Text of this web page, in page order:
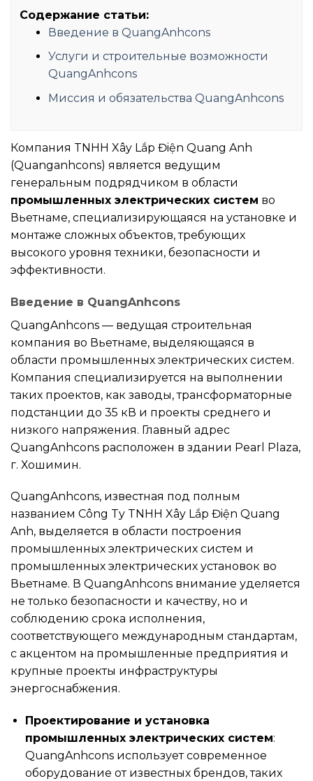
Содержание статьи:
Введение в QuangAnhcons
Услуги и строительные возможности
QuangAnhcons
Миссия и обязательства QuangAnhcons
Компания TNHH Xây Lắp Điện Quang Anh
(Quanganhcons) является ведущим
генеральным подрядчиком в области
промышленных электрических систем во
Вьетнаме, специализирующаяся на установке и
монтаже сложных объектов, требующих
высокого уровня техники, безопасности и
эффективности.
Введение в QuangAnhcons
QuangAnhcons — ведущая строительная
компания во Вьетнаме, выделяющаяся в
области промышленных электрических систем.
Компания специализируется на выполнении
таких проектов, как заводы, трансформаторные
подстанции до 35 кВ и проекты среднего и
низкого напряжения. Главный адрес
QuangAnhcons расположен в здании Pearl Plaza,
г. Хошимин.
QuangAnhcons, известная под полным
названием Công Ty TNHH Xây Lắp Điện Quang
Anh, выделяется в области построения
промышленных электрических систем и
промышленных электрических установок во
Вьетнаме. В QuangAnhcons внимание уделяется
не только безопасности и качеству, но и
соблюдению срока исполнения,
соответствующего международным стандартам,
с акцентом на промышленные предприятия и
крупные проекты инфраструктуры
энергоснабжения.
Проектирование и установка
промышленных электрических систем:
QuangAnhcons использует современное
оборудование от известных брендов, таких